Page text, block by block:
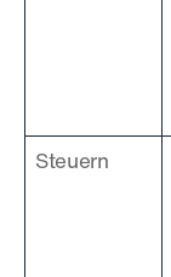
Steuern